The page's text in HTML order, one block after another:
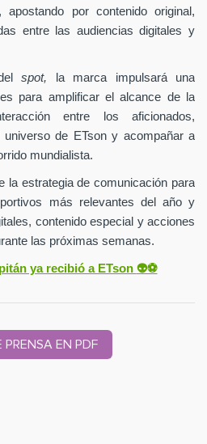
apostando por contenido original,
entre las audiencias digitales y
spot,
la marca impulsará una
para amplificar el alcance de la
entre los aficionados,
de ETson y acompañar a
mundialista.
la estrategia de comunicación para
más relevantes del año y
contenido especial y acciones
las próximas semanas.
ya recibió a ETson 👽⚽️
PRENSA EN PDF